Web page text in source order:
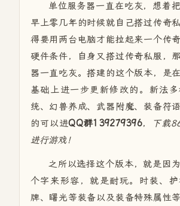
单位服务器一直在吃灰，想着
早上零几年的时候就自己搭过传奇
得要用两台电脑才能拉起来一个传
硬件条件，自身又搭过传奇私服，
器一直吃灰。搭建的这个版本，是
基础上进一步更新修改的。新法
统、幻兽养成、武器附魔、装备符
的可以进QQ群139279396，
下载
进行游戏！
之所以选择这个版本，就是因
个字来形容，就是耐玩。时装、
牌、曙光等装备以及装备特殊属性